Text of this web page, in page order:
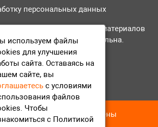
персональных данных
использовании материалов
на tvr24.tv обязательна.
04-95
ТВР24 Все права защищены
используем файлы
для улучшения
сайта. Оставаясь на
сайте, вы
с условиями
файлов
Чтобы
с Политикой